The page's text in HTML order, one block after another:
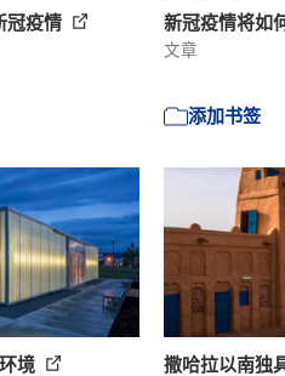
冠疫情 新冠疫情将如
文章
添加书签
境 撒哈拉以南独